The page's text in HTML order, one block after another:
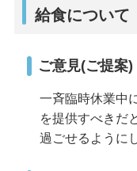
給食について
ご意見(ご提案)
一斉臨時休業中
を提供すべきだ
過ごせるように